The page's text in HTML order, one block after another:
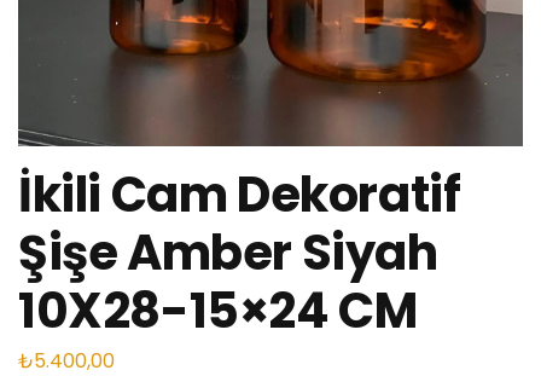
İkili Cam Dekoratif
Şişe Amber Siyah
10X28-15×24 CM
₺5.400,00